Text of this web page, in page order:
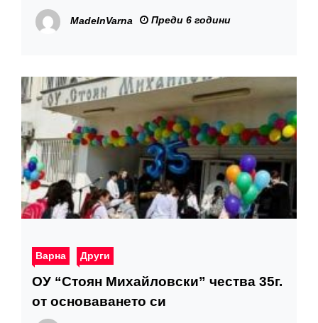
празници
MadeInVarna Преди 6 години
Варна Други
ОУ “Стоян Михайловски” чества 35г.
от основаването си